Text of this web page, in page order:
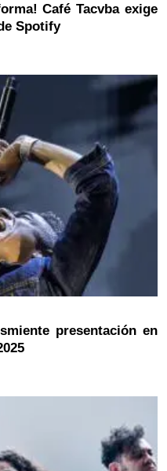
Café Tacvba exige
Spotify
presentación en